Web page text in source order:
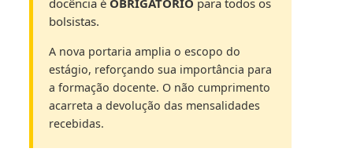
bolsistas.
A nova portaria amplia o escopo do
estágio, reforçando sua importância para
a formação docente. O não cumprimento
acarreta a devolução das mensalidades
recebidas.